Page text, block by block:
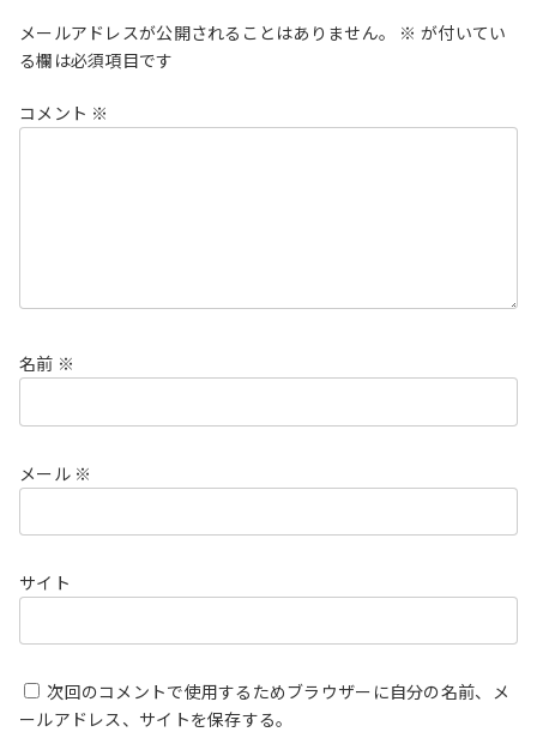
メールアドレスが公開されることはありません。 ※ が付いてい
る欄は必須項目です
コメント ※
名前 ※
メール ※
サイト
次回のコメントで使用するためブラウザーに自分の名前、メ
ールアドレス、サイトを保存する。